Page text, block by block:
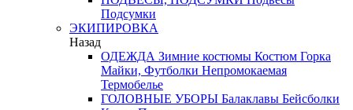
Подсумки
ЭКИПИРОВКА
Назад
ОДЕЖДА Зимние костюмы Костюм Горка
Майки, Футболки Непромокаемая
Термобелье
ГОЛОВНЫЕ УБОРЫ Балаклавы Бейсболки